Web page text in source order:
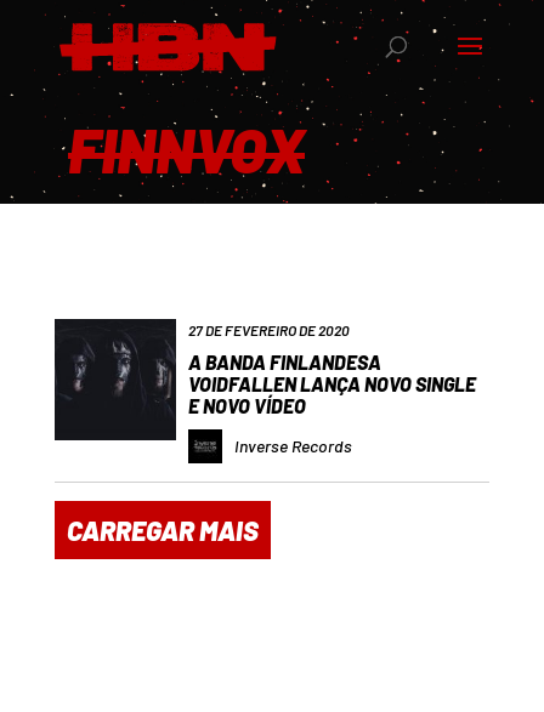
FINNVOX
27 DE FEVEREIRO DE 2020
A BANDA FINLANDESA
VOIDFALLEN LANÇA NOVO SINGLE
E NOVO VÍDEO
Inverse Records
CARREGAR MAIS